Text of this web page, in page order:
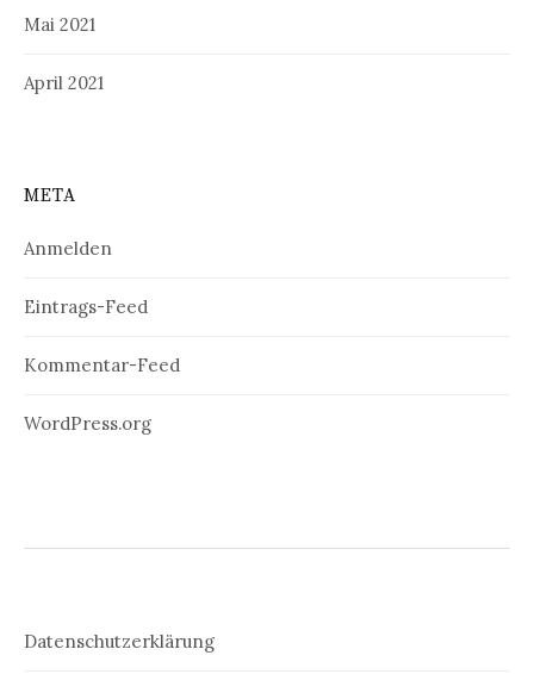
Mai 2021
April 2021
META
Anmelden
Eintrags-Feed
Kommentar-Feed
WordPress.org
Datenschutzerklärung